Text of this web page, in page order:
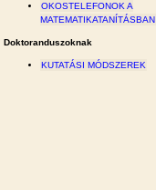
OKOSTELEFONOK A
MATEMATIKATANÍTÁSBAN
Doktoranduszoknak
KUTATÁSI MÓDSZEREK